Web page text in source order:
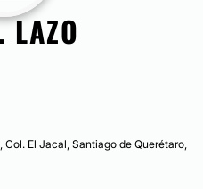
LAZO
El Jacal, Santiago de Querétaro,